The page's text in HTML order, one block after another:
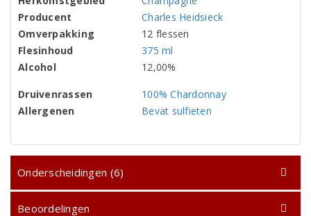
Producent
Charles Heidsieck
Omverpakking
12 flessen
Flesinhoud
375 ml
Alcohol
12,00%
Druivenrassen
100% Chardonnay
Allergenen
Bevat sulfieten
Onderscheidingen (6)
Beoordelingen